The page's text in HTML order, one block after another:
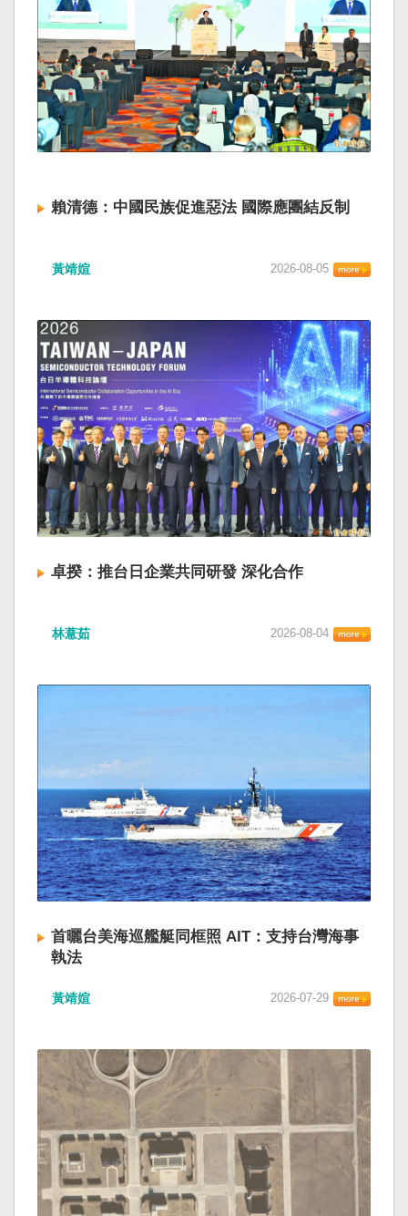
賴清德：中國民族促進惡法 國際應團結反制
黃靖媗 2026-08-05
卓揆：推台日企業共同研發 深化合作
林薏茹 2026-08-04
首曬台美海巡艦艇同框照 AIT：支持台灣海事
執法
黃靖媗 2026-07-29